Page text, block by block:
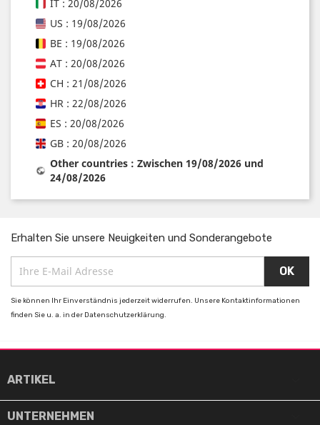
IT : 20/08/2026
US : 19/08/2026
BE : 19/08/2026
AT : 20/08/2026
CH : 21/08/2026
HR : 22/08/2026
ES : 20/08/2026
GB : 20/08/2026
Other countries : Zwischen 19/08/2026 und
24/08/2026
Erhalten Sie unsere Neuigkeiten und Sonderangebote
Sie können Ihr Einverständnis jederzeit widerrufen. Unsere Kontaktinformationen
finden Sie u. a. in der Datenschutzerklärung.
ARTIKEL
UNTERNEHMEN